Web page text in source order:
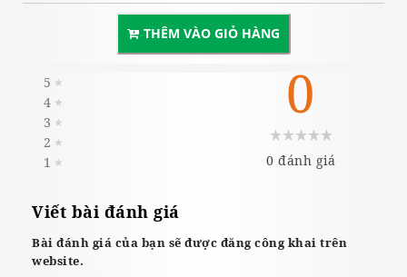
THÊM VÀO GIỎ HÀNG
5 ★
4 ★
3 ★
2 ★
1 ★
0
0 đánh giá
Viết bài đánh giá
Bài đánh giá của bạn sẽ được đăng công khai trên
website.